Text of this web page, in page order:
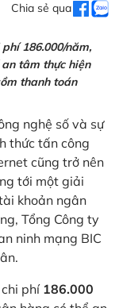
Chia sẻ qua
186.000/năm,
tâm thực hiện
thanh toán
nghệ số và sự
thức tấn công
cũng trở nên
tới một giải
khoản ngân
Tổng Công ty
ninh mạng BIC
phí 186.000